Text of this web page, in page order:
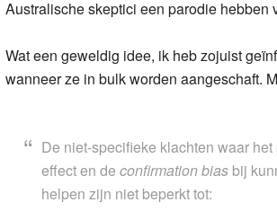
Australische skeptici een parodie hebben
Wat een geweldig idee, ik heb zojuist
wanneer ze in bulk worden aangeschaft.
De niet-specifieke klachten waar
effect en de confirmation bias bij
helpen zijn niet beperkt tot: